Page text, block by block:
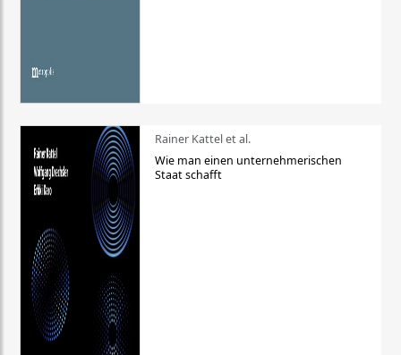
Rainer Kattel et al.
Wie man einen unternehmerischen
Staat schafft